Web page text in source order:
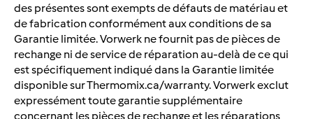
des présentes sont exempts de défauts de matériau et
de fabrication conformément aux conditions de sa
Garantie limitée. Vorwerk ne fournit pas de pièces de
rechange ni de service de réparation au-delà de ce qui
est spécifiquement indiqué dans la Garantie limitée
disponible sur Thermomix.ca/warranty. Vorwerk exclut
expressément toute garantie supplémentaire
concernant les pièces de rechange et les réparations